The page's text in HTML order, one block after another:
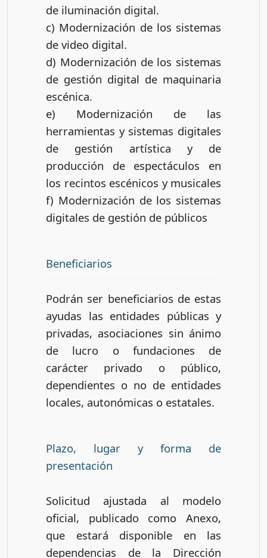
de iluminación digital.
c) Modernización de los sistemas
de video digital.
d) Modernización de los sistemas
de gestión digital de maquinaria
escénica.
e) Modernización de las
herramientas y sistemas digitales
de gestión artística y de
producción de espectáculos en
los recintos escénicos y musicales
f) Modernización de los sistemas
digitales de gestión de públicos
Beneficiarios
Podrán ser beneficiarios de estas
ayudas las entidades públicas y
privadas, asociaciones sin ánimo
de lucro o fundaciones de
carácter privado o público,
dependientes o no de entidades
locales, autonómicas o estatales.
Plazo, lugar y forma de
presentación
Solicitud ajustada al modelo
oficial, publicado como Anexo,
que estará disponible en las
dependencias de la Dirección